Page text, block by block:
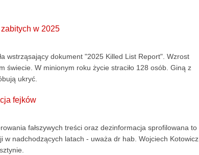
w 2025
wstrząsający dokument "2025 Killed List Report". Wzrost
świecie. W minionym roku życie straciło 128 osób. Giną z
ukryć.
fejków
fałszywych treści oraz dezinformacja sprofilowana to
nadchodzących latach - uważa dr hab. Wojciech Kotowicz,